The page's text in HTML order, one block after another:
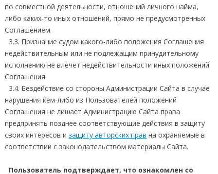
по совместной деятельности, отношений личного найма,
либо каких-то иных отношений, прямо не предусмотренных
Соглашением.
3.3. Признание судом какого-либо положения Соглашения
недействительным или не подлежащим принудительному
исполнению не влечет недействительности иных положений
Соглашения.
3.4. Бездействие со стороны Администрации Сайта в случае
нарушения кем-либо из Пользователей положений
Соглашения не лишает Администрацию Сайта права
предпринять позднее соответствующие действия в защиту
своих интересов и защиту авторских прав на охраняемые в
соответствии с законодательством материалы Сайта.
Пользователь подтверждает, что ознакомлен со